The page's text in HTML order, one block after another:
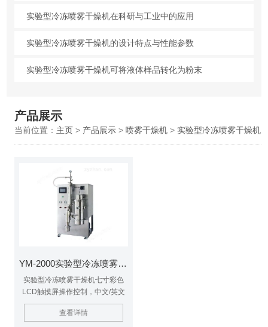
实验型冷冻喷雾干燥机在科研与工业中的应用
实验型冷冻喷雾干燥机的设计特点与性能参数
实验型冷冻喷雾干燥机可将液体样品转化为粉末
产品展示
当前位置： 主页> 产品展示> 喷雾干燥机> 实验型冷冻喷雾干燥机
YM-2000实验型冷冻喷雾干燥机
实验型冷冻喷雾干燥机七寸彩色
LCD触摸屏操作控制，中文/英文
可切换操作界面，全自动控制和手
动控制相结合，温度变化曲线本机
查看详情